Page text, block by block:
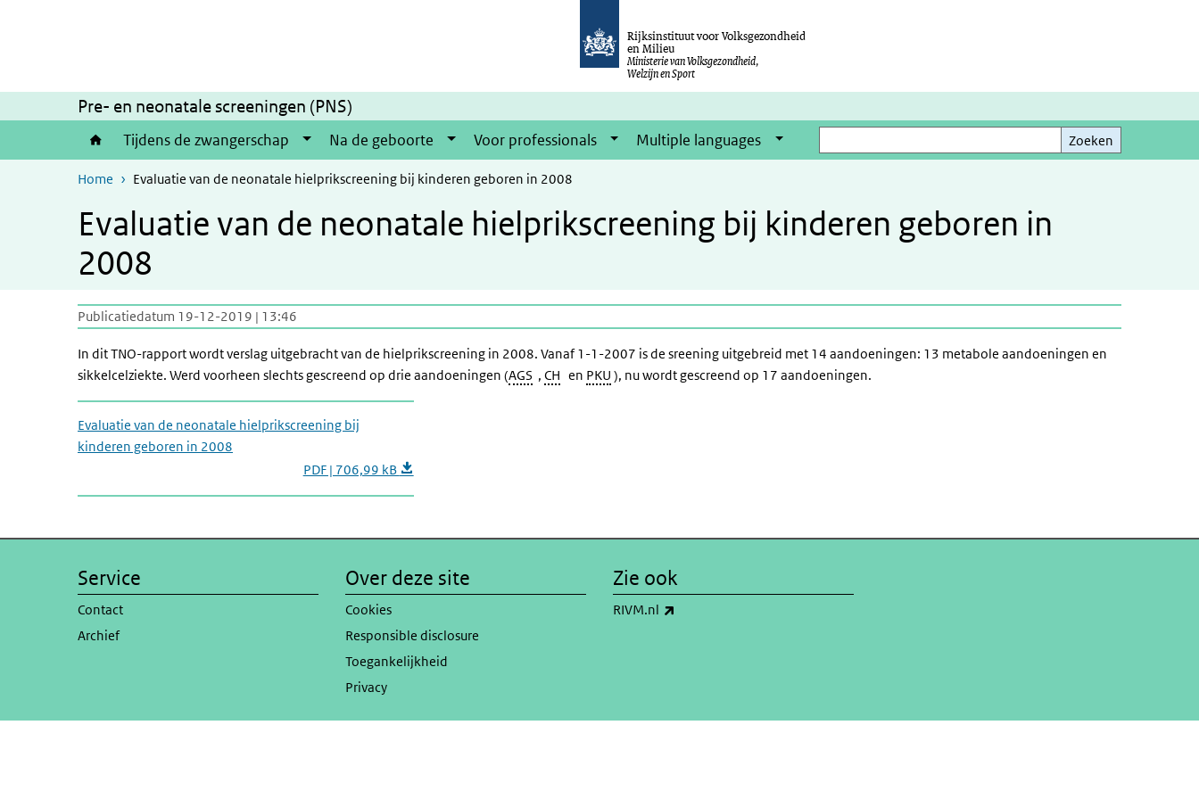
Rijksinstituut voor Volksgezondheid
en Milieu
Ministerie van Volksgezondheid,
Welzijn en Sport
Pre- en neonatale screeningen (PNS)
Tijdens de zwangerschap Na de geboorte Voor professionals Multiple languages
Zoeken
Zoeken
Home Evaluatie van de neonatale hielprikscreening bij kinderen geboren in 2008
Evaluatie van de neonatale hielprikscreening bij kinderen geboren in
2008
Publicatiedatum 19-12-2019 | 13:46
In dit TNO-rapport wordt verslag uitgebracht van de hielprikscreening in 2008. Vanaf 1-1-2007 is de sreening uitgebreid met 14 aandoeningen: 13 metabole aandoeningen en
sikkelcelziekte. Werd voorheen slechts gescreend op drie aandoeningen (AGS , CH en PKU ), nu wordt gescreend op 17 aandoeningen.
Evaluatie van de neonatale hielprikscreening bij
kinderen geboren in 2008
PDF | 706,99 kB
Service
Contact
Archief
Over deze site
Cookies
Responsible disclosure
Toegankelijkheid
Privacy
Zie ook
RIVM.nl